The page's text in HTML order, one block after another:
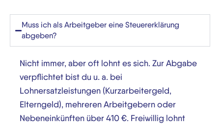
Muss ich als Arbeitgeber eine Steuererklärung
abgeben?
Nicht immer, aber oft lohnt es sich. Zur Abgabe
verpflichtet bist du u. a. bei
Lohnersatzleistungen (Kurzarbeitergeld,
Elterngeld), mehreren Arbeitgebern oder
Nebeneinkünften über 410 €. Freiwillig lohnt